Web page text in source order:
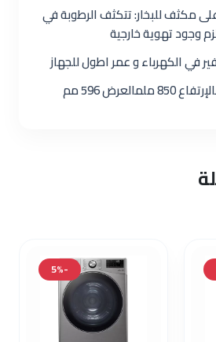
مكثف للبخار: تتكثف الرطوبة في
وجود تهوية خارجية
في الكهرباء و عمر اطول للجهاز
-5%